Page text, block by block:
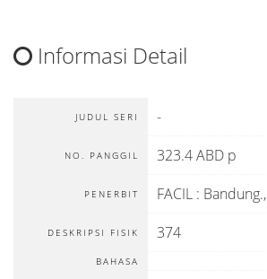
Informasi Detail
JUDUL SERI -
NO. PANGGIL 323.4 ABD p
PENERBIT FACIL : Bandung.,
DESKRIPSI FISIK 374
BAHASA